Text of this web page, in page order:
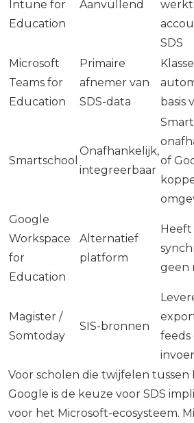
Intune for
Education
Aanvullend
werkt
SDS
Microsoft
Teams for
Education
Primaire
afnemer van
SDS-data
basis
Smartschool
Onafhankelijk,
integreerbaar
of
Google
Workspace
for
Education
Alternatief
platform
geen
Magister /
Somtoday
SIS-bronnen
feeds
invoer
Voor scholen die twijfelen tussen
Google is de keuze voor SDS
voor het Microsoft-ecosysteem.